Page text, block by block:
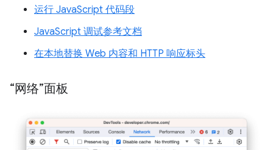
运行 JavaScript 代码段
JavaScript 调试参考文档
在本地替换 Web 内容和 HTTP 响应标头
“网络”面板